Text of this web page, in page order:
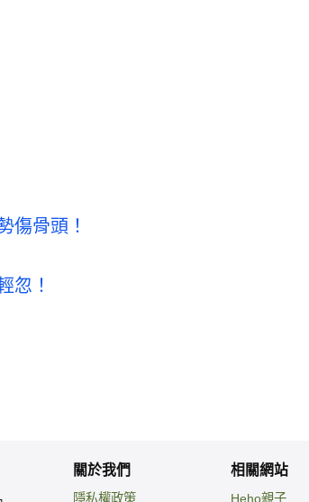
傷骨頭！
忽！
關於我們
隱私權政策
相關網站
Heho親子